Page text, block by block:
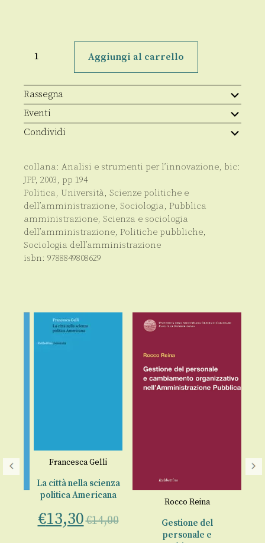
dirigenza
mercato
e
le
competenze
dei
ruoli
Aggiungi al carrello
Rassegna
Eventi
Condividi
collana: Analisi e strumenti per l’innovazione, bic:
JPP, 2003, pp 194
Politica, Università, Scienze politiche e
dell’amministrazione, Sociologia, Pubblica
amministrazione, Scienza e sociologia
dell’amministrazione, Politiche pubbliche,
Sociologia dell’amministrazione
isbn: 9788849808629
Francesca Gelli
La città nella scienza
politica Americana
€13,30€14,00
Rocco Reina
Gestione del
personale e